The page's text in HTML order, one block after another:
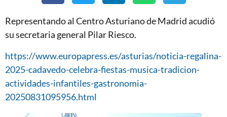
Representando al Centro Asturiano de Madrid acudió
su secretaria general Pilar Riesco.
https://www.europapress.es/asturias/noticia-regalina-
2025-cadavedo-celebra-fiestas-musica-tradicion-
actividades-infantiles-gastronomia-
20250831095956.html